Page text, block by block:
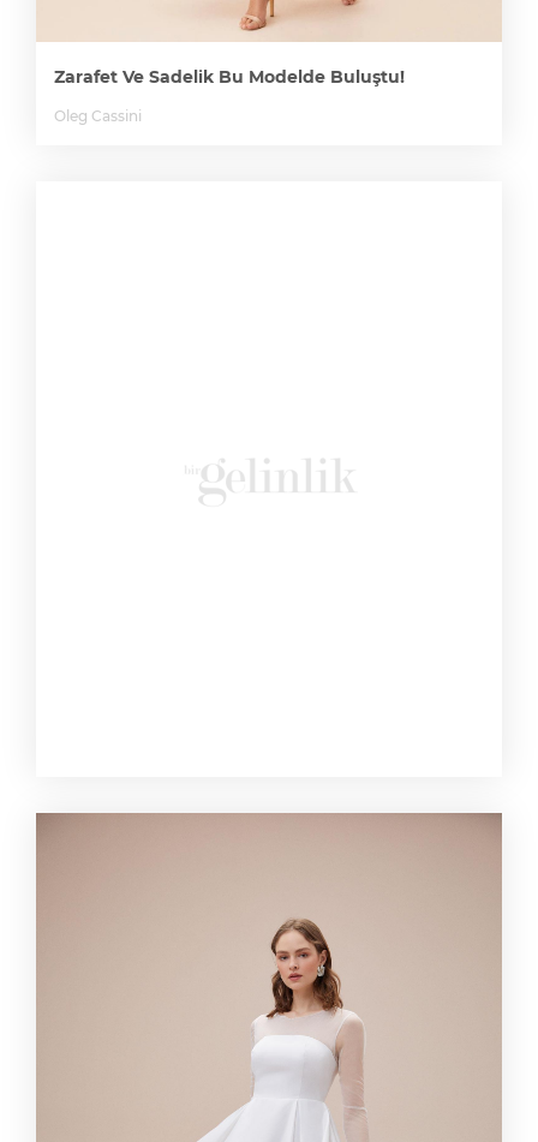
Zarafet Ve Sadelik Bu Modelde Buluştu!
Oleg Cassini